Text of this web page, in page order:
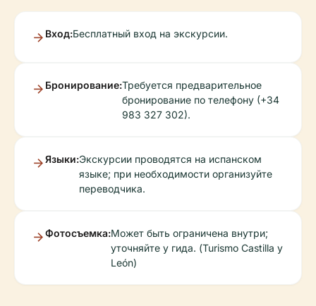
Вход:Бесплатный вход на экскурсии.
Бронирование:Требуется предварительное
бронирование по телефону (+34
983 327 302).
Языки:Экскурсии проводятся на испанском
языке; при необходимости организуйте
переводчика.
Фотосъемка:Может быть ограничена внутри;
уточняйте у гида. (Turismo Castilla y
León)